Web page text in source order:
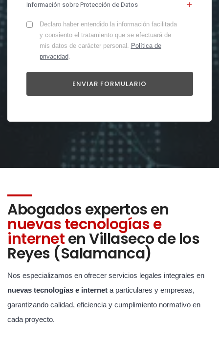
Información sobre Protección de Datos
Declaro haber entendido la información facilitada
y consiento el tratamiento que se efectuará de
mis datos de carácter personal. Política de
privacidad.
Abogados expertos en
nuevas tecnologías e
interneten Villaseco de los
Reyes (Salamanca)
Nos especializamos en ofrecer servicios legales integrales en
nuevas tecnologías e internet a particulares y empresas,
garantizando calidad, eficiencia y cumplimiento normativo en
cada proyecto.